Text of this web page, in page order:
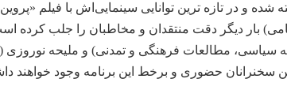
شده و در تازه ترین توانایی سینمایی‌اش با فیلم
بار دیگر دقت منتقدان و مخاطبان را جلب کرده
سیاسی، مطالعات فرهنگی و تمدنی) و ملیحه نوروزی
سخنرانان حضوری و برخط این برنامه وجود خواهند